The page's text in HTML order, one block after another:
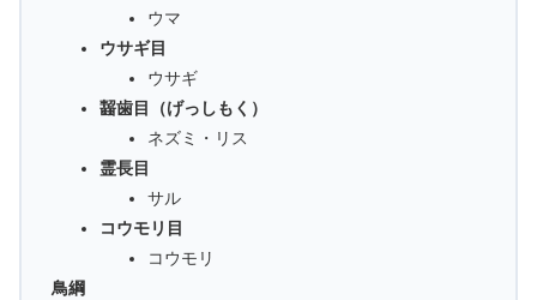
ウマ
ウサギ目
ウサギ
齧歯目（げっしもく）
ネズミ・リス
霊長目
サル
コウモリ目
コウモリ
鳥綱